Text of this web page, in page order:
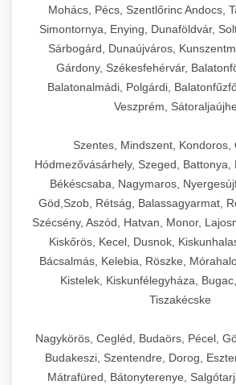
Mohács, Pécs, Szentlőrinc Andocs,
Simontornya, Enying, Dunaföldvár,
Sárbogárd, Dunaújváros,
Gárdony, Székesfehérvár,
Balatonalmádi, Polgárdi,
Veszprém,
Szentes, Mindszent, Kondoros,
Hódmezővásárhely, Szeged, Battonya,
Békéscsaba, Nagymaros,
Göd,Szob, Rétság, Balassagyarmat,
Szécsény, Aszód, Hatvan, Monor,
Kiskőrös, Kecel, Dusnok,
Bácsalmás, Kelebia, Röszke,
Kistelek, Kiskunfélegyháza,
Tiszakécske
Nagykörös, Cegléd, Budaörs, Pécel,
Budakeszi, Szentendre, Dorog,
Mátrafüred, Bátonyterenye,